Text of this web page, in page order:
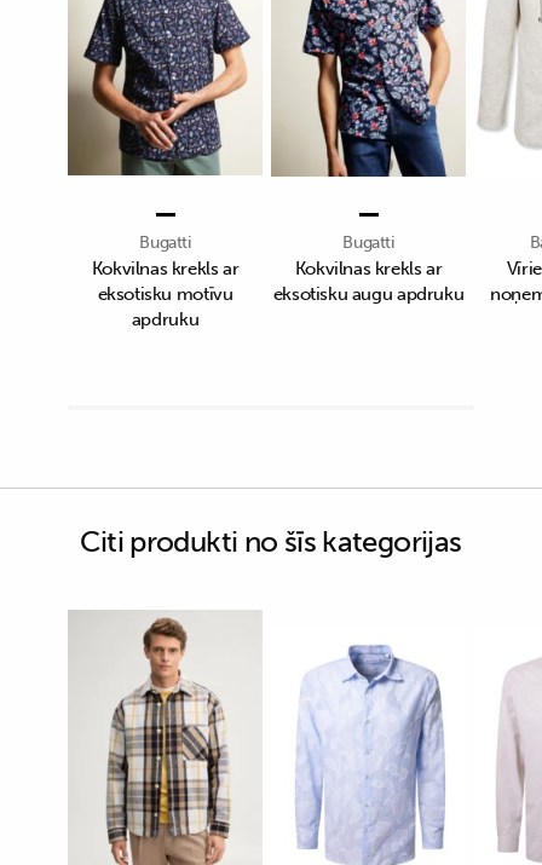
Bugatti
Kokvilnas krekls ar
eksotisku motīvu
apdruku
Bugatti
Kokvilnas krekls ar
eksotisku augu apdruku
Citi produkti no šīs kategorijas